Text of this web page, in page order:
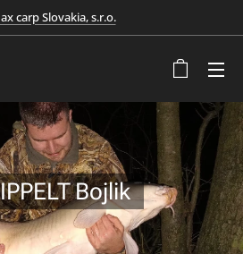
carp Slovakia, s.r.o.
Bojlik